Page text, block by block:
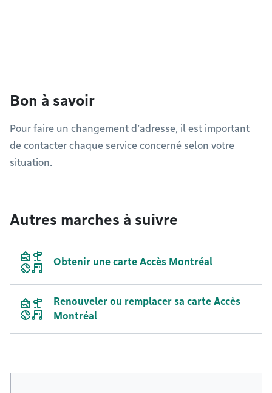
Bon à savoir
Pour faire un changement d’adresse, il est important
de contacter chaque service concerné selon votre
situation.
Autres marches à suivre
Obtenir une carte Accès Montréal
Renouveler ou remplacer sa carte Accès
Montréal